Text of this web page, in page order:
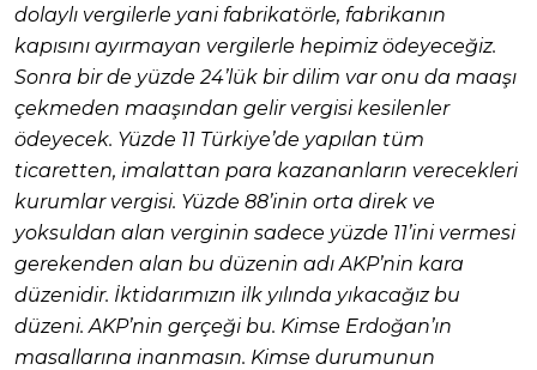
dolaylı vergilerle yani fabrikatörle, fabrikanın
kapısını ayırmayan vergilerle hepimiz ödeyeceğiz.
Sonra bir de yüzde 24’lük bir dilim var onu da maaşı
çekmeden maaşından gelir vergisi kesilenler
ödeyecek. Yüzde 11 Türkiye’de yapılan tüm
ticaretten, imalattan para kazananların verecekleri
kurumlar vergisi. Yüzde 88’inin orta direk ve
yoksuldan alan verginin sadece yüzde 11’ini vermesi
gerekenden alan bu düzenin adı AKP’nin kara
düzenidir. İktidarımızın ilk yılında yıkacağız bu
düzeni. AKP’nin gerçeği bu. Kimse Erdoğan’ın
masallarına inanmasın. Kimse durumunun